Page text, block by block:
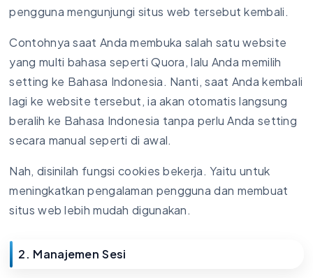
pengguna mengunjungi situs web tersebut kembali.
Contohnya saat Anda membuka salah satu website
yang multi bahasa seperti Quora, lalu Anda memilih
setting ke Bahasa Indonesia. Nanti, saat Anda kembali
lagi ke website tersebut, ia akan otomatis langsung
beralih ke Bahasa Indonesia tanpa perlu Anda setting
secara manual seperti di awal.
Nah, disinilah fungsi cookies bekerja. Yaitu untuk
meningkatkan pengalaman pengguna dan membuat
situs web lebih mudah digunakan.
2. Manajemen Sesi